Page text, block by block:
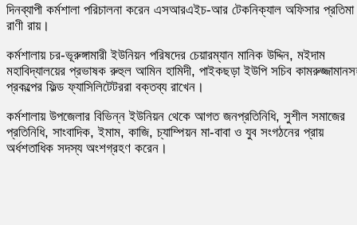
দিনব্যাপী কর্মশালা পরিচালনা করেন এসআরএইচ-আর টেকনিক্যাল অফিসার প্রতিমা
রাণী রায়।
কর্মশালায় চর-ভূরুঙ্গামারী ইউনিয়ন পরিষদের চেয়ারম্যান মানিক উদ্দিন, মইদাম
মহাবিদ্যালয়ের প্রভাষক রুহুল আমিন হামিদী, পাইকছড়া ইউপি সচিব
প্রকল্পের ফিল্ড ফ্যাসিলিটেটররা বক্তব্য রাখেন।
কর্মশালায় উপজেলার বিভিন্ন ইউনিয়ন থেকে আগত জনপ্রতিনিধি, সুশীল সমাজের
প্রতিনিধি, সাংবাদিক, ইমাম, কাজি, চ্যাম্পিয়ন মা-বাবা ও যুব সংগঠনের প্রায়
অর্ধশতাধিক সদস্য অংশগ্রহণ করেন।